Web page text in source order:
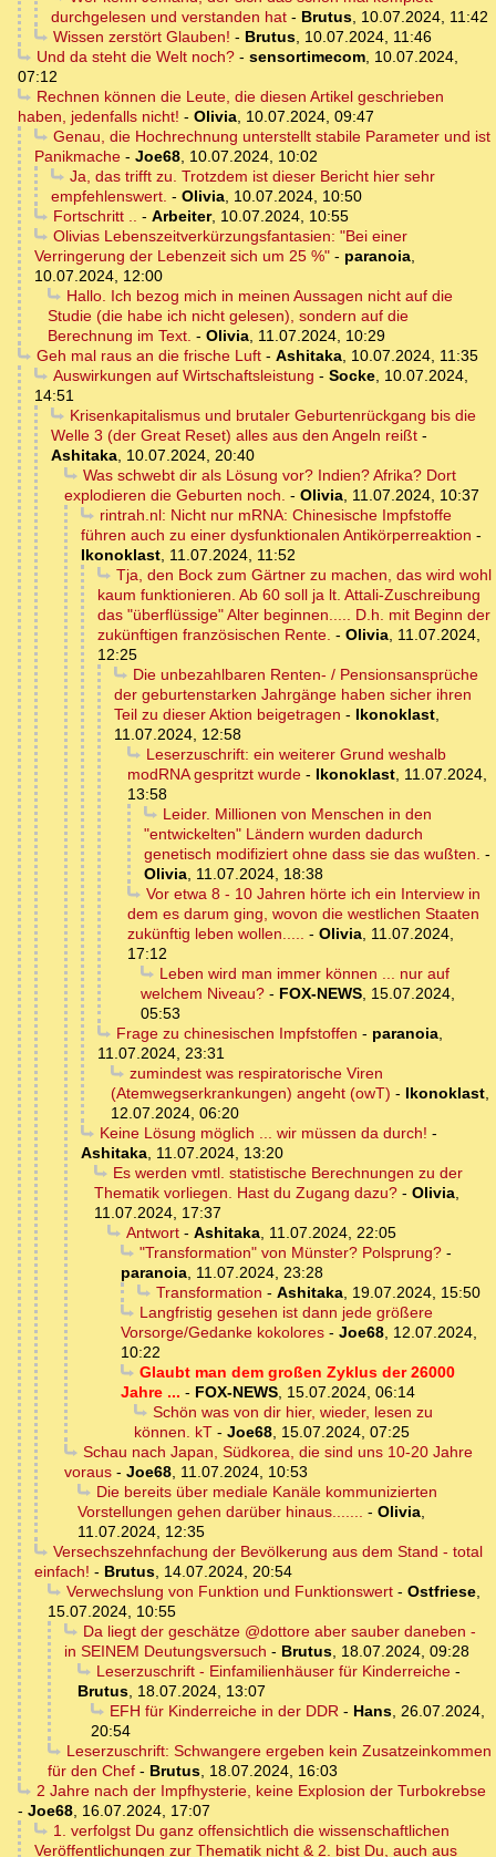
durchgelesen und verstanden hat - Brutus 10.07.2024, 11:42
Wissen zerstört Glauben! - Brutus, 10.07.2024, 11:46
Und da steht die Welt noch?- sensortimecom, 10.07.2024,
07:12
Rechnen können die Leute, die diesen Artikel geschrieben
haben, jedenfalls nicht! - Olivia 10.07.2024, 09:47
Genau, die Hochrechnung unterstellt stabile Parameter und ist
Panikmache - Joe68 10.07.2024, 10:02
Ja, das trifft zu. Trotzdem ist dieser Bericht hier sehr
empfehlenswert. - Olivia 10.07.2024, 10:50
Fortschritt ..
- Arbeiter, 10.07.2024, 10:55
Olivias Lebenszeitverkürzungsfantasien: "Bei einer
Verringerung der Lebenzeit sich um 25 %" - paranoia
10.07.2024, 12:00
Hallo. Ich bezog mich in meinen Aussagen nicht auf die
Studie (die habe ich nicht gelesen), sondern auf die
Berechnung im Text. - Olivia 11.07.2024, 10:29
Geh mal raus an die frische Luft- Ashitaka, 10.07.2024, 11:35
Auswirkungen auf Wirtschaftsleistung - Socke, 10.07.2024,
14:51
Krisenkapitalismus und brutaler Geburtenrückgang bis die
Welle 3 (der Great Reset) alles aus den Angeln reißt -
Ashitaka 10.07.2024, 20:40
Was schwebt dir als Lösung vor? Indien? Afrika? Dort
explodieren die Geburten noch. - Olivia 11.07.2024, 10:37
rintrah.nl: Nicht nur mRNA: Chinesische Impfstoffe
führen auch zu einer dysfunktionalen Antikörperreaktion -
Ikonoklast 11.07.2024, 11:52
Tja, den Bock zum Gärtner zu machen, das wird wohl
kaum funktionieren. Ab 60 soll ja lt. Attali-Zuschreibung
das "überflüssige" Alter beginnen..... D.h. mit Beginn der
zukünftigen französischen Rente. - Olivia 11.07.2024,
12:25
Die unbezahlbaren Renten- / Pensionsansprüche
der geburtenstarken Jahrgänge haben sicher ihren
Teil zu dieser Aktion beigetragen - Ikonoklast
11.07.2024, 12:58
Leserzuschrift: ein weiterer Grund weshalb
modRNA gespritzt wurde - Ikonoklast 11.07.2024,
13:58
Leider. Millionen von Menschen in den
"entwickelten" Ländern wurden dadurch
genetisch modifiziert ohne dass sie das wußten. -
Olivia 11.07.2024, 18:38
Vor etwa 8 - 10 Jahren hörte ich ein Interview in
dem es darum ging, wovon die westlichen Staaten
zukünftig leben wollen.....
- Olivia 11.07.2024,
17:12
Leben wird man immer können ... nur auf
welchem Niveau? - FOX-NEWS 15.07.2024,
05:53
Frage zu chinesischen Impfstoffen - paranoia,
11.07.2024, 23:31
zumindest was respiratorische Viren
(Atemwegserkrankungen) angeht (owT) - Ikonoklast
12.07.2024, 06:20
Keine Lösung möglich ... wir müssen da durch! -
Ashitaka 11.07.2024, 13:20
Es werden vmtl. statistische Berechnungen zu der
Thematik vorliegen. Hast du Zugang dazu? - Olivia
11.07.2024, 17:37
Antwort- Ashitaka, 11.07.2024, 22:05
"Transformation" von Münster? Polsprung?-
paranoia 11.07.2024, 23:28
Transformation - Ashitaka, 19.07.2024, 15:50
Langfristig gesehen ist dann jede größere
Vorsorge/Gedanke kokolores - Joe68 12.07.2024,
10:22
Glaubt man dem großen Zyklus der 26000
Jahre ... - FOX-NEWS 15.07.2024, 06:14
Schön was von dir hier, wieder, lesen zu
können. kT - Joe68 15.07.2024, 07:25
Schau nach Japan, Südkorea, die sind uns 10-20 Jahre
voraus - Joe68 11.07.2024, 10:53
Die bereits über mediale Kanäle kommunizierten
Vorstellungen gehen darüber hinaus.......
- Olivia
11.07.2024, 12:35
Versechszehnfachung der Bevölkerung aus dem Stand - total
einfach! - Brutus 14.07.2024, 20:54
Verwechslung von Funktion und Funktionswert- Ostfriese,
15.07.2024, 10:55
Da liegt der geschätze @dottore aber sauber daneben -
in SEINEM Deutungsversuch - Brutus 18.07.2024, 09:28
Leserzuschrift - Einfamilienhäuser für Kinderreiche-
Brutus 18.07.2024, 13:07
EFH für Kinderreiche in der DDR - Hans, 26.07.2024,
20:54
Leserzuschrift: Schwangere ergeben kein Zusatzeinkommen
für den Chef - Brutus 18.07.2024, 16:03
2 Jahre nach der Impfhysterie, keine Explosion der Turbokrebse
- Joe68 16.07.2024, 17:07
1. verfolgst Du ganz offensichtlich die wissenschaftlichen
Veröffentlichungen zur Thematik nicht & 2. bist Du, auch aus